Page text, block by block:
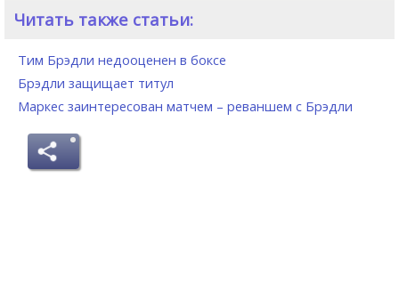
Читать также статьи:
Тим Брэдли недооценен в боксе
Брэдли защищает титул
Маркес заинтересован матчем – реваншем с Брэдли